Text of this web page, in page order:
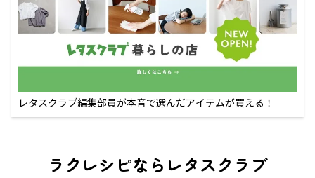
レタスクラブ編集部員が本音で選んだアイテムが買える！
ラクレシピならレタスクラブ